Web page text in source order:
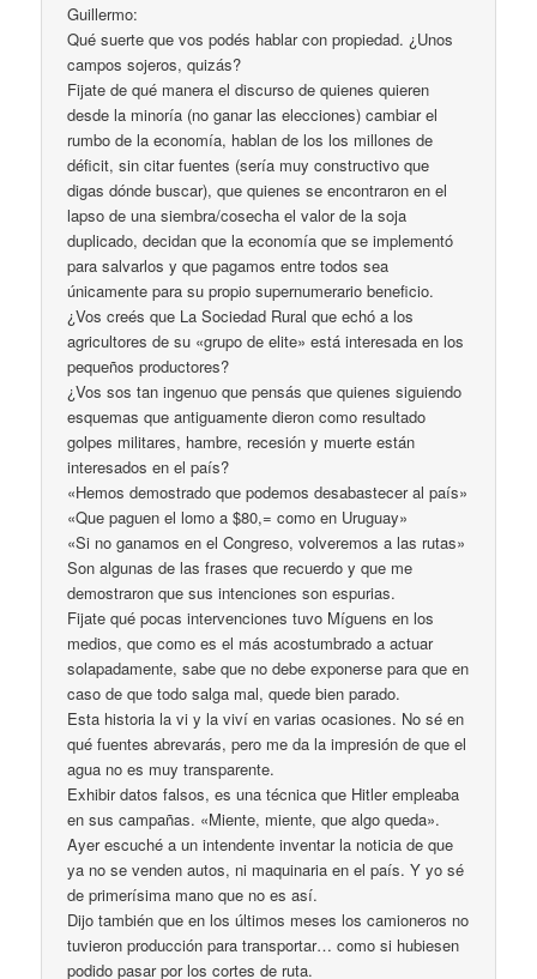
Guillermo:
Qué suerte que vos podés hablar con propiedad. ¿Unos
campos sojeros, quizás?
Fijate de qué manera el discurso de quienes quieren
desde la minoría (no ganar las elecciones) cambiar el
rumbo de la economía, hablan de los los millones de
déficit, sin citar fuentes (sería muy constructivo que
digas dónde buscar), que quienes se encontraron en el
lapso de una siembra/cosecha el valor de la soja
duplicado, decidan que la economía que se implementó
para salvarlos y que pagamos entre todos sea
únicamente para su propio supernumerario beneficio.
¿Vos creés que La Sociedad Rural que echó a los
agricultores de su «grupo de elite» está interesada en los
pequeños productores?
¿Vos sos tan ingenuo que pensás que quienes siguiendo
esquemas que antiguamente dieron como resultado
golpes militares, hambre, recesión y muerte están
interesados en el país?
«Hemos demostrado que podemos desabastecer al país»
«Que paguen el lomo a $80,= como en Uruguay»
«Si no ganamos en el Congreso, volveremos a las rutas»
Son algunas de las frases que recuerdo y que me
demostraron que sus intenciones son espurias.
Fijate qué pocas intervenciones tuvo Míguens en los
medios, que como es el más acostumbrado a actuar
solapadamente, sabe que no debe exponerse para que en
caso de que todo salga mal, quede bien parado.
Esta historia la vi y la viví en varias ocasiones. No sé en
qué fuentes abrevarás, pero me da la impresión de que el
agua no es muy transparente.
Exhibir datos falsos, es una técnica que Hitler empleaba
en sus campañas. «Miente, miente, que algo queda».
Ayer escuché a un intendente inventar la noticia de que
ya no se venden autos, ni maquinaria en el país. Y yo sé
de primerísima mano que no es así.
Dijo también que en los últimos meses los camioneros no
tuvieron producción para transportar… como si hubiesen
podido pasar por los cortes de ruta.